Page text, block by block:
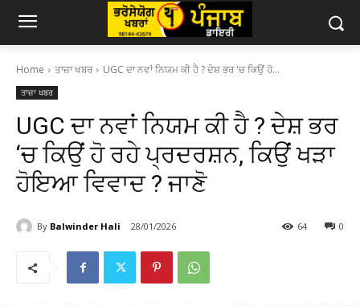
Home ਤਾਜ਼ਾ ਖਬਰ UGC ਦਾ ਨਵਾਂ ਨਿਯਮ ਕੀ ਹੈ ? ਦੇਸ਼ ਭਰ 'ਚ ਕਿਉਂ ਹੋ...
ਤਾਜ਼ਾ ਖਬਰ
UGC ਦਾ ਨਵਾਂ ਨਿਯਮ ਕੀ ਹੈ ? ਦੇਸ਼ ਭਰ
‘ਚ ਕਿਉਂ ਹੋ ਰਹੇ ਪ੍ਰਦਰਸ਼ਨ, ਕਿਉਂ ਖੜਾ
ਹੋਇਆ ਵਿਵਾਦ ? ਜਾਣੋ
By Balwinder Hali 28/01/2026 0
64